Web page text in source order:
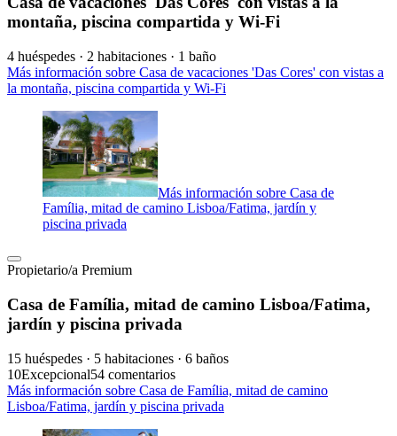
montaña, piscina compartida y Wi-Fi
4 huéspedes · 2 habitaciones · 1 baño
Más información sobre Casa de vacaciones 'Das Cores' con vistas a
la montaña, piscina compartida y Wi-Fi
Más información sobre Casa de
Família, mitad de camino Lisboa/Fatima, jardín y
piscina privada
Propietario/a Premium
Casa de Família, mitad de camino Lisboa/Fatima,
jardín y piscina privada
15 huéspedes · 5 habitaciones · 6 baños
10Excepcional54 comentarios
Más información sobre Casa de Família, mitad de camino
Lisboa/Fatima, jardín y piscina privada